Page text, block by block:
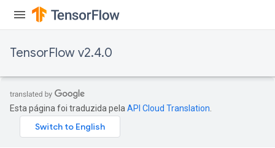
TensorFlow v2.4.0
Esta página foi traduzida pela API Cloud Translation